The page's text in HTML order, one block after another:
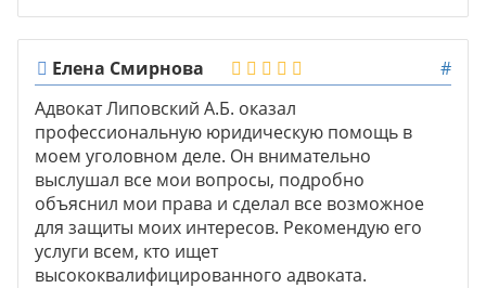
Елена Смирнова
#
Адвокат Липовский А.Б. оказал
профессиональную юридическую помощь в
моем уголовном деле. Он внимательно
выслушал все мои вопросы, подробно
объяснил мои права и сделал все возможное
для защиты моих интересов. Рекомендую его
услуги всем, кто ищет
высококвалифицированного адвоката.